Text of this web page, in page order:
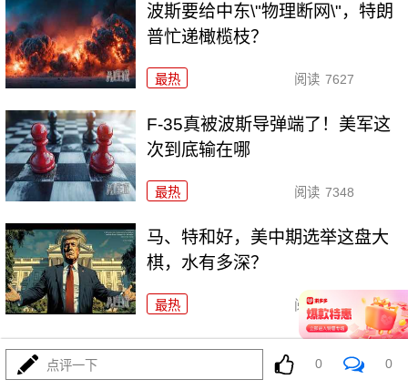
波斯要给中东\"物理断网\"，特朗
普忙递橄榄枝？
最热 阅读 7627
F-35真被波斯导弹端了！美军这
次到底输在哪
最热 阅读 7348
马、特和好，美中期选举这盘大
棋，水有多深？
最热 阅读 6706
特朗普对波斯下狠手，为何在黎明前戛然而止？
点评一下 0 0